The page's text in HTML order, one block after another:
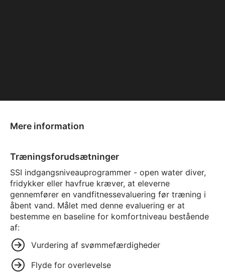
Mere information
Træningsforudsætninger
SSI indgangsniveauprogrammer - open water diver,
fridykker eller havfrue kræver, at eleverne
gennemfører en vandfitnessevaluering før træning i
åbent vand. Målet med denne evaluering er at
bestemme en baseline for komfortniveau bestående
af:
Vurdering af svømmefærdigheder
Flyde for overlevelse